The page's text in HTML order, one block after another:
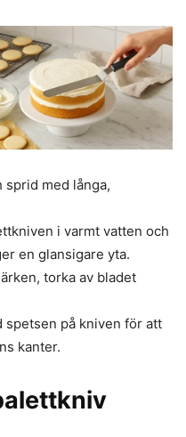
sprid med långa,
i varmt vatten och
en glansigare yta.
torka av bladet
spetsen på kniven för att
kanter.